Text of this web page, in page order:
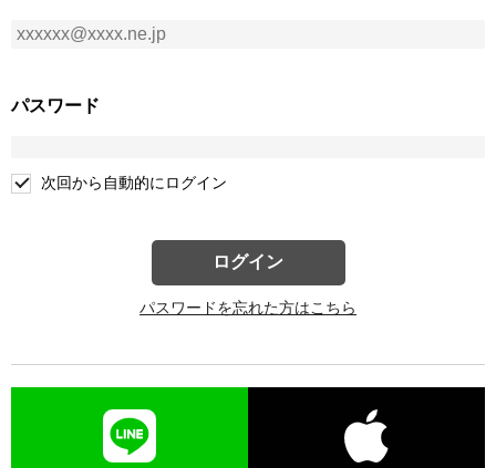
パスワード
次回から自動的にログイン
ログイン
パスワードを忘れた方はこちら